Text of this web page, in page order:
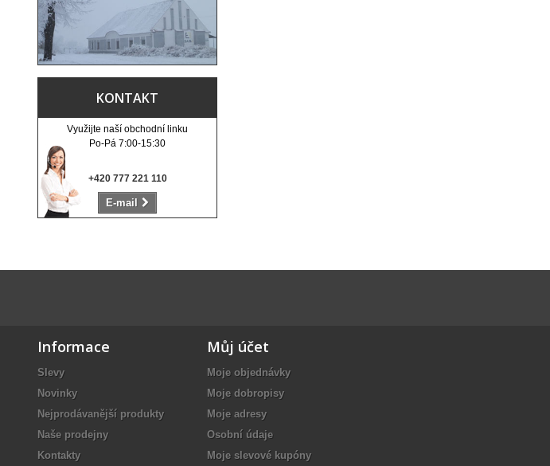
KONTAKT
Využijte naší obchodní linku
Po-Pá 7:00-15:30
+420 777 221 110
E-mail
Informace
Slevy
Novinky
Nejprodávanější produkty
Naše prodejny
Kontakty
Můj účet
Moje objednávky
Moje dobropisy
Moje adresy
Osobní údaje
Moje slevové kupóny